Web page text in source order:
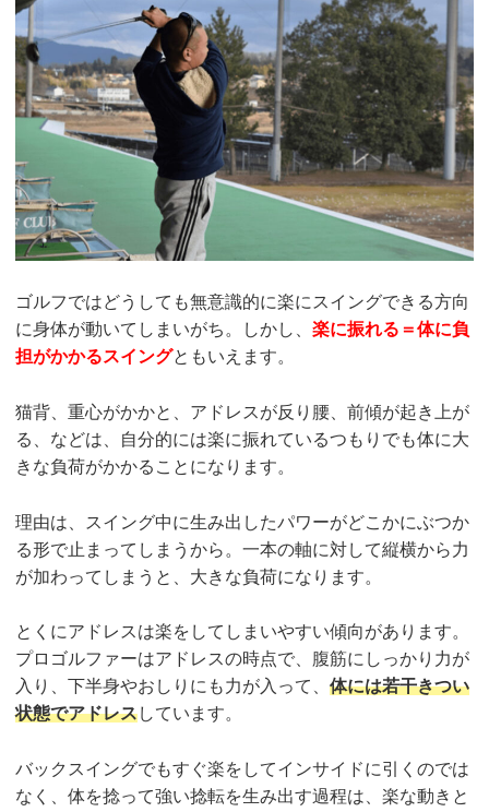
ゴルフではどうしても無意識的に楽にスイングできる方向
に身体が動いてしまいがち。しかし、 楽に振れる＝体に負
担がかかるスイングともいえます。
猫背、重心がかかと、アドレスが反り腰、前傾が起き上が
る、などは、自分的には楽に振れているつもりでも体に大
きな負荷がかかることになります。
理由は、スイング中に生み出したパワーがどこかにぶつか
る形で止まってしまうから。一本の軸に対して縦横から力
が加わってしまうと、大きな負荷になります。
とくにアドレスは楽をしてしまいやすい傾向があります。
プロゴルファーはアドレスの時点で、腹筋にしっかり力が
入り、下半身やおしりにも力が入って、 体には若干きつい
状態でアドレスしています。
バックスイングでもすぐ楽をしてインサイドに引くのでは
なく、体を捻って強い捻転を生み出す過程は、楽な動きと